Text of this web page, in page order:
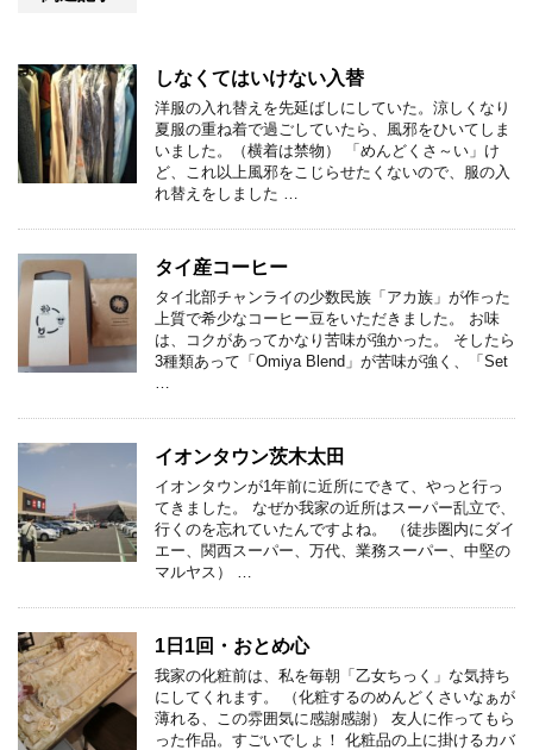
しなくてはいけない入替
洋服の入れ替えを先延ばしにしていた。涼しくなり
夏服の重ね着で過ごしていたら、風邪をひいてしま
いました。（横着は禁物） 「めんどくさ～い」け
ど、これ以上風邪をこじらせたくないので、服の入
れ替えをしました …
タイ産コーヒー
タイ北部チャンライの少数民族「アカ族」が作った
上質で希少なコーヒー豆をいただきました。 お味
は、コクがあってかなり苦味が強かった。 そしたら
3種類あって「Omiya Blend」が苦味が強く、「Set
イオンタウン茨木太田
イオンタウンが1年前に近所にできて、やっと行っ
てきました。 なぜか我家の近所はスーパー乱立で、
行くのを忘れていたんですよね。 （徒歩圏内にダイ
エー、関西スーパー、万代、業務スーパー、中堅の
マルヤス） …
1日1回・おとめ心
我家の化粧前は、私を毎朝「乙女ちっく」な気持ち
にしてくれます。 （化粧するのめんどくさいなぁが
薄れる、この雰囲気に感謝感謝） 友人に作ってもら
った作品。すごいでしょ！ 化粧品の上に掛けるカバ